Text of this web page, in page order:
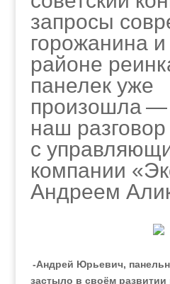
запросы
горожанина
районе
панелек уже
произошла —
наш разговор
с
компании
Андреем
-Андрей Юрьевич,
застыло в своём развитии